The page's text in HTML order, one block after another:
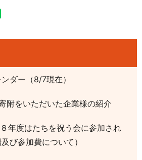
ダー（8/7現在）
附をいただいた企業様の紹介
年度はたちを祝う会に参加され
び参加費について）